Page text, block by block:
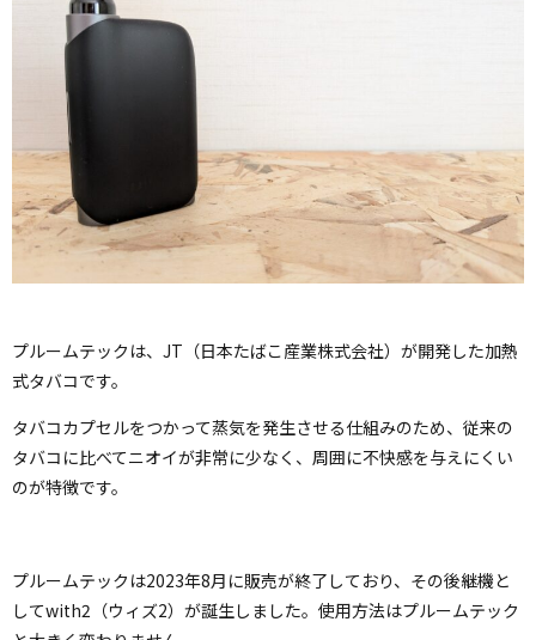
プルームテックは、JT（日本たばこ産業株式会社）が開発した加熱
式タバコです。
タバコカプセルをつかって蒸気を発生させる仕組みのため、従来の
タバコに比べてニオイが非常に少なく、周囲に不快感を与えにくい
のが特徴です。
プルームテックは2023年8月に販売が終了しており、その後継機と
してwith2（ウィズ2）が誕生しました。使用方法はプルームテック